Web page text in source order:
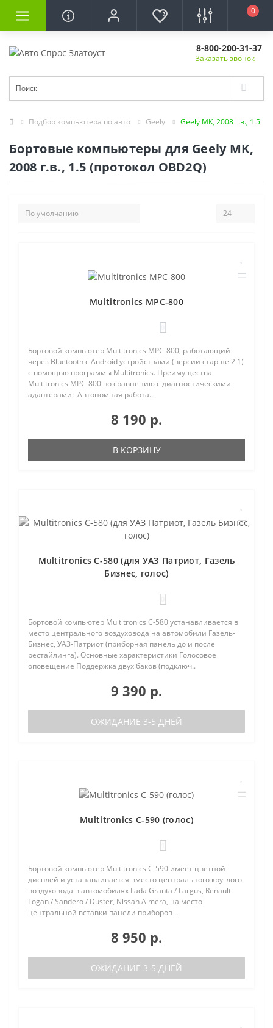
0
8-800-200-31-37
Заказать звонок
Подбор компьютера по авто Geely Geely MK, 2008 г.в., 1.5
Бортовые компьютеры для Geely MK,
2008 г.в., 1.5 (протокол OBD2Q)
Multitronics MPC-800
Бортовой компьютер Multitronics MPC-800, работающий
через Bluetooth с Android устройствами (версии старше 2.1)
с помощью программы Multitronics. Преимущества
Multitronics MPC-800 по сравнению с диагностическими
адаптерами: Автономная работа..
8 190 р.
В КОРЗИНУ
Multitronics C-580 (для УАЗ Патриот, Газель
Бизнес, голос)
Бортовой компьютер Multitronics C-580 устанавливается в
место центрального воздуховода на автомобили Газель-
Бизнес, УАЗ-Патриот (приборная панель до и после
рестайлинга). Основные характеристики Голосовое
оповещение Поддержка двух баков (подключ..
9 390 р.
ОЖИДАНИЕ 3-5 ДНЕЙ
Multitronics C-590 (голос)
Бортовой компьютер Multitronics C-590 имеет цветной
дисплей и устанавливается вместо центрального круглого
воздуховода в автомобилях Lada Granta / Largus, Renault
Logan / Sandero / Duster, Nissan Almera, на место
центральной вставки панели приборов ..
8 950 р.
ОЖИДАНИЕ 3-5 ДНЕЙ